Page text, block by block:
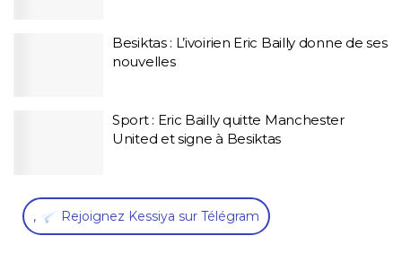
Besiktas : L’ivoirien Eric Bailly donne de ses
nouvelles
Sport : Eric Bailly quitte Manchester
United et signe à Besiktas
, Rejoignez Kessiya sur Télégram